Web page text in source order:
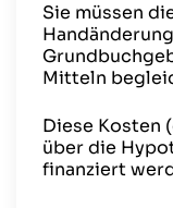
Sie müssen
Mitteln
Diese Kosten
über die
finanziert